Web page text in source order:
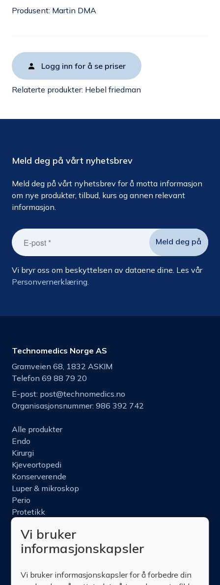
Produsent: Martin DMA
Logg inn for å se priser
Relaterte produkter: Hebel friedman
Meld deg på vårt nyhetsbrev
Meld deg på vårt nyhetsbrev for å motta informasjon
om nye produkter, tilbud, kurs og annen relevant
informasjon.
Vi bryr oss om beskyttelsen av dataene dine. Les vår
Personvernerklæring.
Technomedics Norge AS
Gramveien 68, 1832 ASKIM
Telefon 69 88 79 20
E-post: post@technomedics.no
Organisasjonsnummer: 986 392 742
Alle produkter
Endo
Kirurgi
Kjeveortopedi
Konserverende
Luper & mikroskop
Perio
Protetikk
Nettbutikk
Produktinfo
Om oss
Vi bruker
informasjonskapsler
Vi bruker informasjonskapsler for å forbedre din